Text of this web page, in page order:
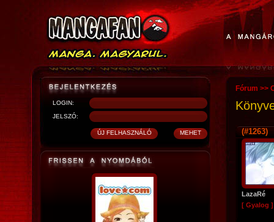
LOGIN:
JELSZÓ:
Fórum >>
(#1263)
LazaRé
[ Gyalog ]